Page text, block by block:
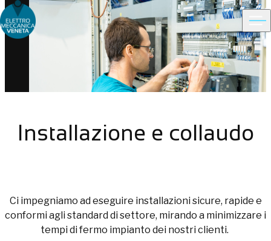
Choose people Inspire solutions
Installazione e collaudo
Ci impegniamo ad eseguire installazioni sicure, rapide e
conformi agli standard di settore, mirando a minimizzare i
tempi di fermo impianto dei nostri clienti.